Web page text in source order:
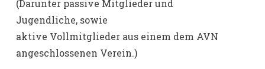
(Darunter passive Mitglieder und
Jugendliche, sowie
aktive Vollmitglieder aus einem dem AVN
angeschlossenen Verein.)